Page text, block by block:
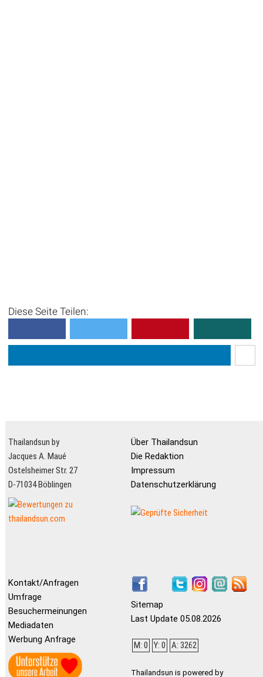
Diese Seite Teilen:
Thailandsun by
Jacques A. Maué
Ostelsheimer Str. 27
D-71034 Böblingen
Über Thailandsun
Die Redaktion
Impressum
Datenschutzerklärung
Kontakt/Anfragen
Umfrage
Besuchermeinungen
Mediadaten
Werbung Anfrage
Sitemap
Last Update 05.08.2026
M: 0 Y: 0 A: 3262
Thailandsun is powered by